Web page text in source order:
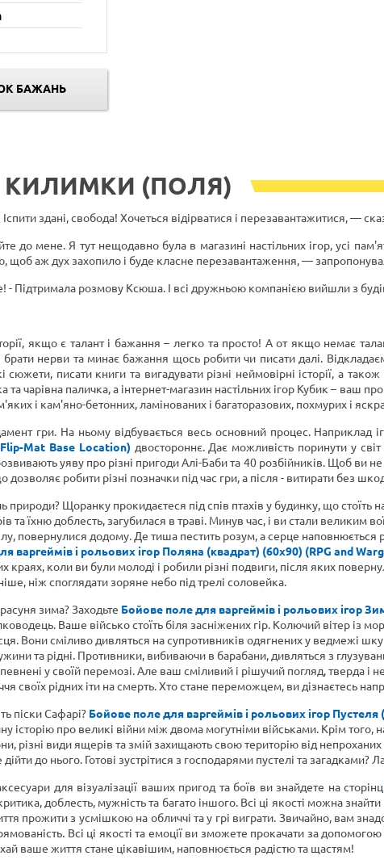
БАЖАНЬ
КИЛИМКИ (ПОЛЯ)
здані, свобода! Хочеться відірватися і перезавантажитися, —
до мене. Я тут нещодавно була в магазині настільних ігор, усі
щоб аж дух захопило і буде класне перезавантаження, —
- Підтримала розмову Ксюша. І всі дружньою компанією вийшли з
якщо є талант і бажання – легко та просто! А от якщо немає
нерви та минає бажання щось робити чи писати далі.
сюжети, писати книги та вигадувати різні неймовірні історії, а
та чарівна паличка, а інтернет-магазин настільних ігор Кубик –
і кам'яно-бетонних, ламінованих і багаторазових, похмурих і
гри. На ньому відбувається весь основний процес. Наприклад
Mat Base Location) двостороннє. Дає можливість поринути у
уяву про різні пригоди Алі-Баби та 40 розбійників. Щоб ви
дозволяє робити різні позначки під час гри, а після - витирати без
Щоранку прокидаєтеся під спів птахів у будинку, що стоїть
та їхню доблесть, загубилася в траві. Минув час, і ви стали
повернулися додому. Де тиша пестить розум, а серце
варгеймів і рольових ігор Поляна (квадрат) (60х90) (RPG and
краях, коли ви були молоді і робили різні подвиги, після яких
ніж споглядати зоряне небо під трелі соловейка.
зима? Заходьте Бойове поле для варгеймів і рольових ігор
Ваше військо стоїть біля засніжених гір. Колючий вітер
Вони сміливо дивляться на супротивників одягнених у ведмежі
та рідні. Противники, вибиваючи в барабани, дивляться з
у своїй перемозі. Але ваш сміливий і рішучий погляд, тверда і
своїх рідних іти на смерть. Хто стане переможцем, ви дізнаєтесь
піски Сафарі? Бойове поле для варгеймів і рольових ігор
історію про великі війни між двома могутніми військами. Крім
різні види ящерів та змій захищають свою територію від
до нього. Готові зустрітися з господарями пустелі та загадками?
для візуалізації ваших пригод та боїв ви знайдете на
доблесть, мужність та багато іншого. Всі ці якості можна
прожити з усмішкою на обличчі та у грі виграти. Звичайно, вам
Всі ці якості та емоції ви зможете прокачати за
ваше життя стане цікавішим, наповнюється радістю та щастям!